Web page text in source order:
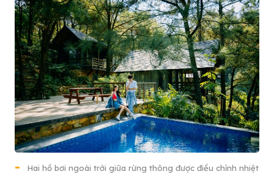
Hai hồ bơi ngoài trời giữa rừng thông được điều chỉnh nhiệt